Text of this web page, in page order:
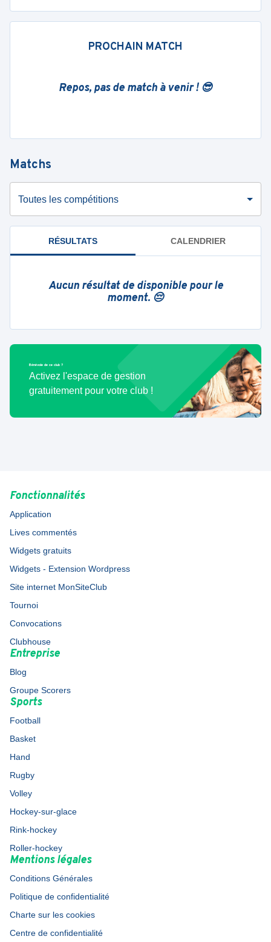
PROCHAIN MATCH
Repos, pas de match à venir ! 😎
Matchs
Toutes les compétitions
RÉSULTATS CALENDRIER
Aucun résultat de disponible pour le
moment. 😔
Bénévole de ce club ?
Activez l'espace de gestion
gratuitement pour votre club !
Fonctionnalités
Application
Lives commentés
Widgets gratuits
Widgets - Extension Wordpress
Site internet MonSiteClub
Tournoi
Convocations
Clubhouse
Entreprise
Blog
Groupe Scorers
Sports
Football
Basket
Hand
Rugby
Volley
Hockey-sur-glace
Rink-hockey
Roller-hockey
Mentions légales
Conditions Générales
Politique de confidentialité
Charte sur les cookies
Centre de confidentialité